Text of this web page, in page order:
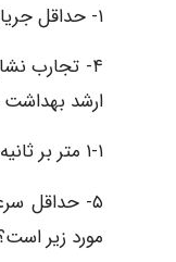
۱- حداقل جریان ۲- حداکثر جریان ۳- حداکثر شیب لوله ۴- ابتدای دوره طرح
۴- تجارب
ارشد بهداشت
۱-۱ متر بر ثانیه باشد. ۲- ۱/۲ متر بر ثانیه باشد. ۳- ۰.۹ متر بر ثانیه باشد ۴- ۰.۶ متر بر ثانیه باشد.
۵- حداقل
مورد زیر